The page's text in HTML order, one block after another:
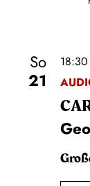
So
21